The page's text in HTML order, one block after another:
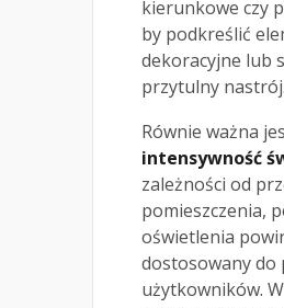
kierunkowe czy
by podkreślić
dekoracyjne lub
przytulny nastrój.
Równie ważna
intensywność
zależności od
pomieszczenia,
oświetlenia
dostosowany do
użytkowników.